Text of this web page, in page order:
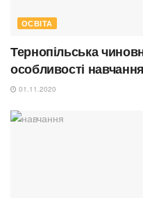
ОСВІТА
Тернопільська
особливості
01.11.2020